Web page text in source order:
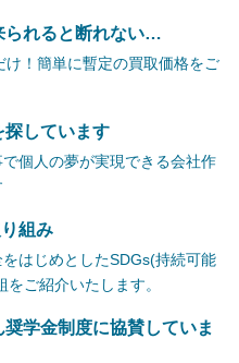
られると断れない…
け！簡単に暫定の買取価格をご
探しています
個人の夢が実現できる会社作
組み
はじめとしたSDGs(持続可能
ご紹介いたします。
学金制度に協賛していま